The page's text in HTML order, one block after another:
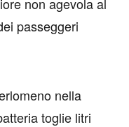
passeggeri
nella
toglie litri